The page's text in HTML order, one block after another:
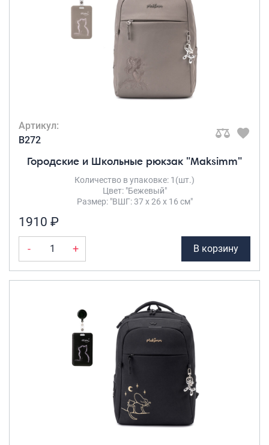
Артикул:
B272
Городские и Школьные рюкзак "Maksimm"
Количество в упаковке: 1(шт.)
Цвет: "Бежевый"
Размер: "ВШГ: 37 х 26 х 16 см"
1910 ₽
- + В корзину